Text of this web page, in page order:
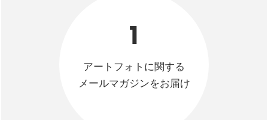
1
アートフォトに関する
メールマガジンをお届け